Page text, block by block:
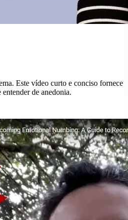
Este vídeo curto e conciso fornece
de anedonia.